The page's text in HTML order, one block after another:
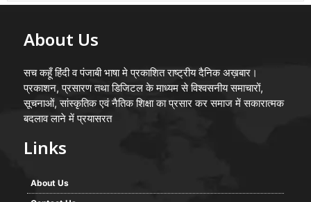
About Us
सच कहूँ हिंदी व पंजाबी भाषा मे प्रकाशित राष्ट्रीय दैनिक अख़बार।
प्रकाशन, प्रसारण तथा डिजिटल के माध्यम से विश्वसनीय समाचारों,
सूचनाओं, सांस्कृतिक एवं नैतिक शिक्षा का प्रसार कर समाज में सकारात्मक
बदलाव लाने में प्रयासरत
Links
About Us